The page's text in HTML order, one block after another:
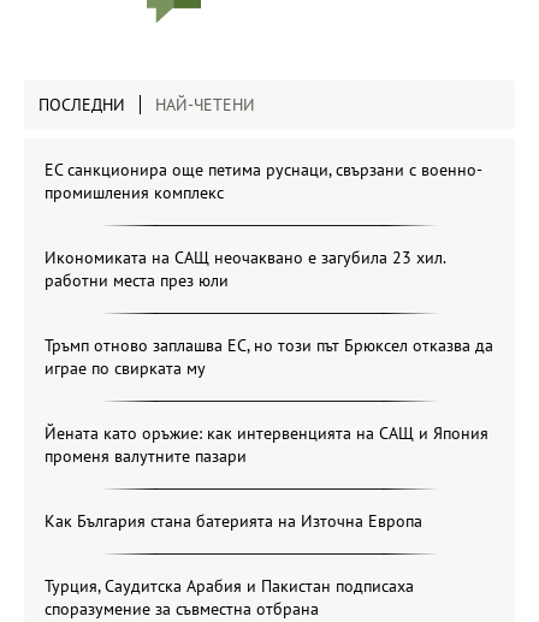
ПОСЛЕДНИ НАЙ-ЧЕТЕНИ
ЕС санкционира още петима руснаци, свързани с военно-
промишления комплекс
Икономиката на САЩ неочаквано е загубила 23 хил.
работни места през юли
Тръмп отново заплашва ЕС, но този път Брюксел отказва да
играе по свирката му
Йената като оръжие: как интервенцията на САЩ и Япония
променя валутните пазари
Как България стана батерията на Източна Европа
Турция, Саудитска Арабия и Пакистан подписаха
споразумение за съвместна отбрана